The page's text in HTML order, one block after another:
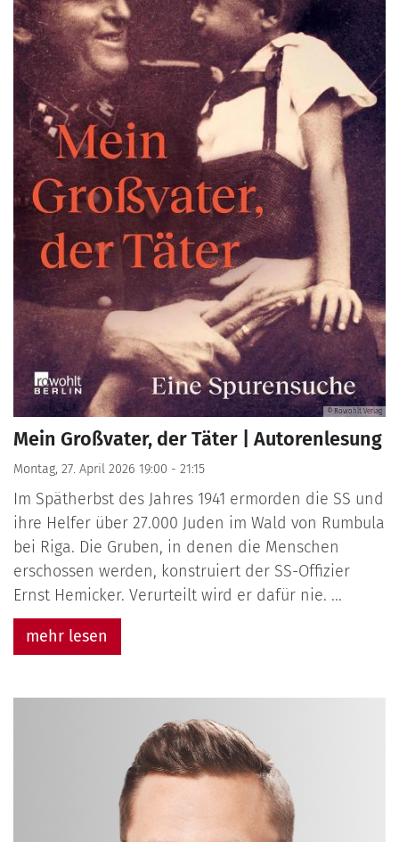
© Rowohlt Verlag
Mein Großvater, der Täter | Autorenlesung
Montag, 27. April 2026 19:00 - 21:15
Im Spätherbst des Jahres 1941 ermorden die SS und
ihre Helfer über 27.000 Juden im Wald von Rumbula
bei Riga. Die Gruben, in denen die Menschen
erschossen werden, konstruiert der SS-Offizier
Ernst Hemicker. Verurteilt wird er dafür nie. ...
mehr lesen